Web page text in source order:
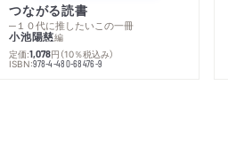
つながる読書
─１０代に推したいこの一冊
小池陽慈編
定価:1,078円 （10％税込み）
ISBN:978-4-480-68476-9